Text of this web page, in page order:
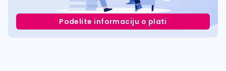
Podelite informaciju o plati